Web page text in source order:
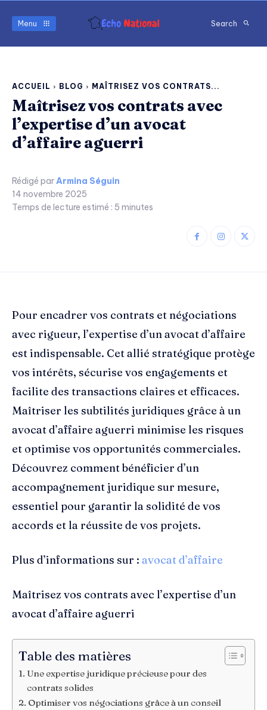
Menu Search
ACCUEIL BLOG MAÎTRISEZ VOS CONTRATS...
Maîtrisez vos contrats avec
l’expertise d’un avocat
d’affaire aguerri
Rédigé parArmina Séguin
14 novembre 2025
Temps de lecture estimé : 5 minutes
Pour encadrer vos contrats et négociations
avec rigueur, l’expertise d’un avocat d’affaire
est indispensable. Cet allié stratégique protège
vos intérêts, sécurise vos engagements et
facilite des transactions claires et efficaces.
Maîtriser les subtilités juridiques grâce à un
avocat d’affaire aguerri minimise les risques
et optimise vos opportunités commerciales.
Découvrez comment bénéficier d’un
accompagnement juridique sur mesure,
essentiel pour garantir la solidité de vos
accords et la réussite de vos projets.
Plus d’informations sur : avocat d’affaire
Maîtrisez vos contrats avec l’expertise d’un
avocat d’affaire aguerri
Table des matières
Une expertise juridique précieuse pour des
contrats solides
Optimiser vos négociations grâce à un conseil